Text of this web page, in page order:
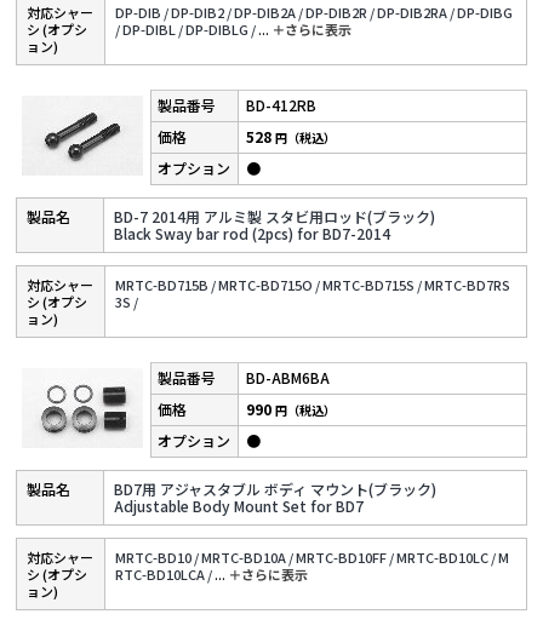
対応シャー
シ (オプシ
ョン)
DP-DIB /DP-DIB2 /DP-DIB2A /DP-DIB2R /DP-DIB2RA /DP-DIBG
/DP-DIBL /DP-DIBLG /... ＋さらに表⽰
BD-412RB
BD-7 2014用 アルミ製 スタビ用ロッド(ブラック)
Black Sway bar rod (2pcs) for BD7-2014
528円（税込）
●
対応シャー
シ (オプシ
ョン)
MRTC-BD715B /MRTC-BD715O /MRTC-BD715S /MRTC-BD7RS
3S /
BD-ABM6BA
BD7用 アジャスタブル ボディ マウント(ブラック)
Adjustable Body Mount Set for BD7
990円（税込）
●
対応シャー
シ (オプシ
ョン)
MRTC-BD10 /MRTC-BD10A /MRTC-BD10FF /MRTC-BD10LC /M
RTC-BD10LCA /... ＋さらに表⽰